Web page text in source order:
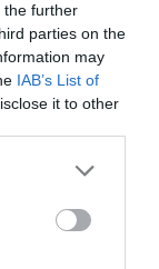
the further
parties on the
may
IAB’s List of
it to other
more Google
may click to
party tags to
below Google
βάση